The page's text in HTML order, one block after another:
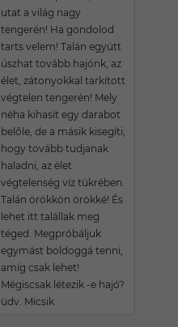
utat a világ nagy
tengerén! Ha gondolod
tarts velem! Talán együtt
úszhat tovább hajónk, az
élet, zátonyokkal tarkított
végtelen tengerén! Mely
néha kihasít egy darabot
belőle, de a másik kisegíti,
hogy tovább tudjanak
haladni, az élet
végtelenség víz tükrében.
Talán örökkön örökké! És
lehet itt talállak meg
téged. Megpróbáljuk
egymást boldoggá tenni,
amíg csak lehet!
Mégiscsak létezik -e hajó?
üdv. Micsik